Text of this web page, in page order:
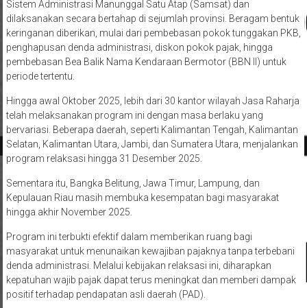
Sistem Administrasi Manunggal Satu Atap (Samsat) dan
dilaksanakan secara bertahap di sejumlah provinsi. Beragam bentuk
keringanan diberikan, mulai dari pembebasan pokok tunggakan PKB,
penghapusan denda administrasi, diskon pokok pajak, hingga
pembebasan Bea Balik Nama Kendaraan Bermotor (BBN II) untuk
periode tertentu.
Hingga awal Oktober 2025, lebih dari 30 kantor wilayah Jasa Raharja
telah melaksanakan program ini dengan masa berlaku yang
bervariasi. Beberapa daerah, seperti Kalimantan Tengah, Kalimantan
Selatan, Kalimantan Utara, Jambi, dan Sumatera Utara, menjalankan
program relaksasi hingga 31 Desember 2025.
Sementara itu, Bangka Belitung, Jawa Timur, Lampung, dan
Kepulauan Riau masih membuka kesempatan bagi masyarakat
hingga akhir November 2025.
Program ini terbukti efektif dalam memberikan ruang bagi
masyarakat untuk menunaikan kewajiban pajaknya tanpa terbebani
denda administrasi. Melalui kebijakan relaksasi ini, diharapkan
kepatuhan wajib pajak dapat terus meningkat dan memberi dampak
positif terhadap pendapatan asli daerah (PAD).